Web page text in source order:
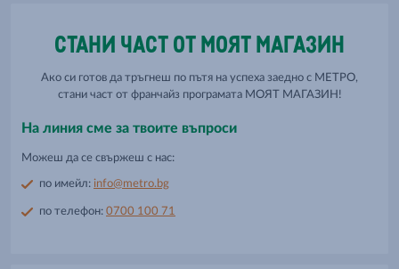
СТАНИ ЧАСТ ОТ МОЯТ МАГАЗИН
Ако си готов да тръгнеш по пътя на успеха заедно с МЕТРО,
стани част от франчайз програмата МОЯТ МАГАЗИН!
На линия сме за твоите въпроси
Можеш да се свържеш с нас:
по имейл: info@metro.bg
по телефон: 0700 100 71